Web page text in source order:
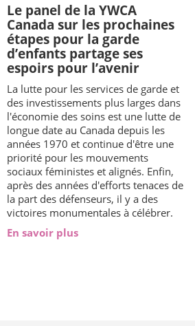
Le panel de la YWCA
Canada sur les prochaines
étapes pour la garde
d’enfants partage ses
espoirs pour l’avenir
La lutte pour les services de garde et
des investissements plus larges dans
l'économie des soins est une lutte de
longue date au Canada depuis les
années 1970 et continue d'être une
priorité pour les mouvements
sociaux féministes et alignés. Enfin,
après des années d'efforts tenaces de
la part des défenseurs, il y a des
victoires monumentales à célébrer.
En savoir plus